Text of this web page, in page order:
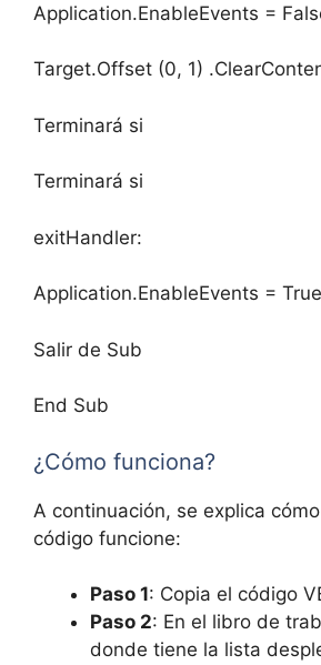
Application.EnableEvents =
Target.Offset (0, 1)
Terminará si
Terminará si
exitHandler:
Application.EnableEvents = True
Salir de Sub
End Sub
¿Cómo funciona?
A continuación, se explica
código funcione:
Paso 1: Copia el código
Paso 2: En el libro de
donde tiene la lista